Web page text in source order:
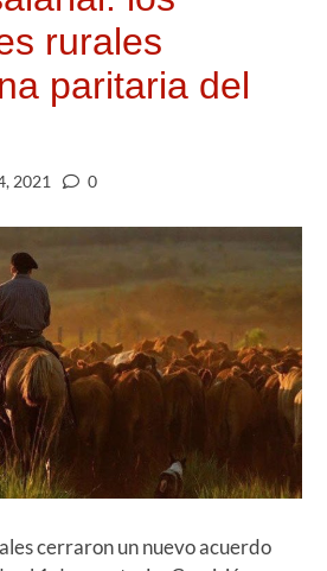
rurales
paritaria del
2021 0
cerraron un nuevo acuerdo